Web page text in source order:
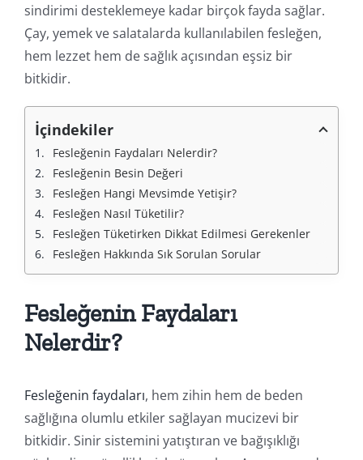
sindirimi desteklemeye kadar birçok fayda sağlar.
Çay, yemek ve salatalarda kullanılabilen fesleğen,
hem lezzet hem de sağlık açısından eşsiz bir
bitkidir.
İçindekiler
Fesleğenin Faydaları Nelerdir?
Fesleğenin Besin Değeri
Fesleğen Hangi Mevsimde Yetişir?
Fesleğen Nasıl Tüketilir?
Fesleğen Tüketirken Dikkat Edilmesi Gerekenler
Fesleğen Hakkında Sık Sorulan Sorular
Fesleğenin Faydaları
Nelerdir?
Fesleğenin faydaları, hem zihin hem de beden
sağlığına olumlu etkiler sağlayan mucizevi bir
bitkidir. Sinir sistemini yatıştıran ve bağışıklığı